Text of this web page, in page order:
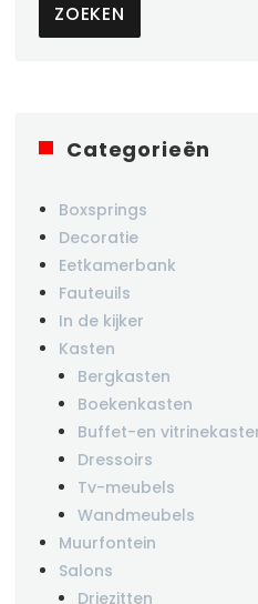
ZOEKEN
Categorieën
Boxsprings
Decoratie
Eetkamerbank
Fauteuils
In de kijker
Kasten
Bergkasten
Boekenkasten
Buffet-en
Dressoirs
Tv-meubels
Wandmeubels
Muurfontein
Salons
Driezitten